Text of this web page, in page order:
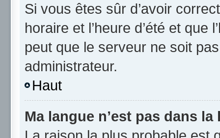
Si vous êtes sûr d’avoir
horaire et l’heure d’été et que
peut que le serveur ne soit
administrateur.
Haut
Ma langue n’est pas dans la